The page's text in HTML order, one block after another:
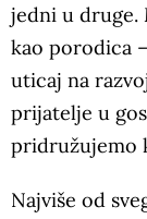
jedni u druge.
kao porodica
uticaj na
prijatelje u
pridružujemo
Najviše od